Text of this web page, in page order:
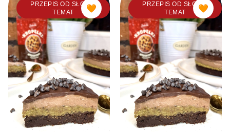
PRZEPIS OD SŁODKI
TEMAT
🧡
PRZEPIS OD SŁODKI
TEMAT
🧡